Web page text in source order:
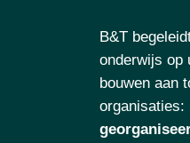
B&T
onderwijs op
bouwen aan
organisaties: